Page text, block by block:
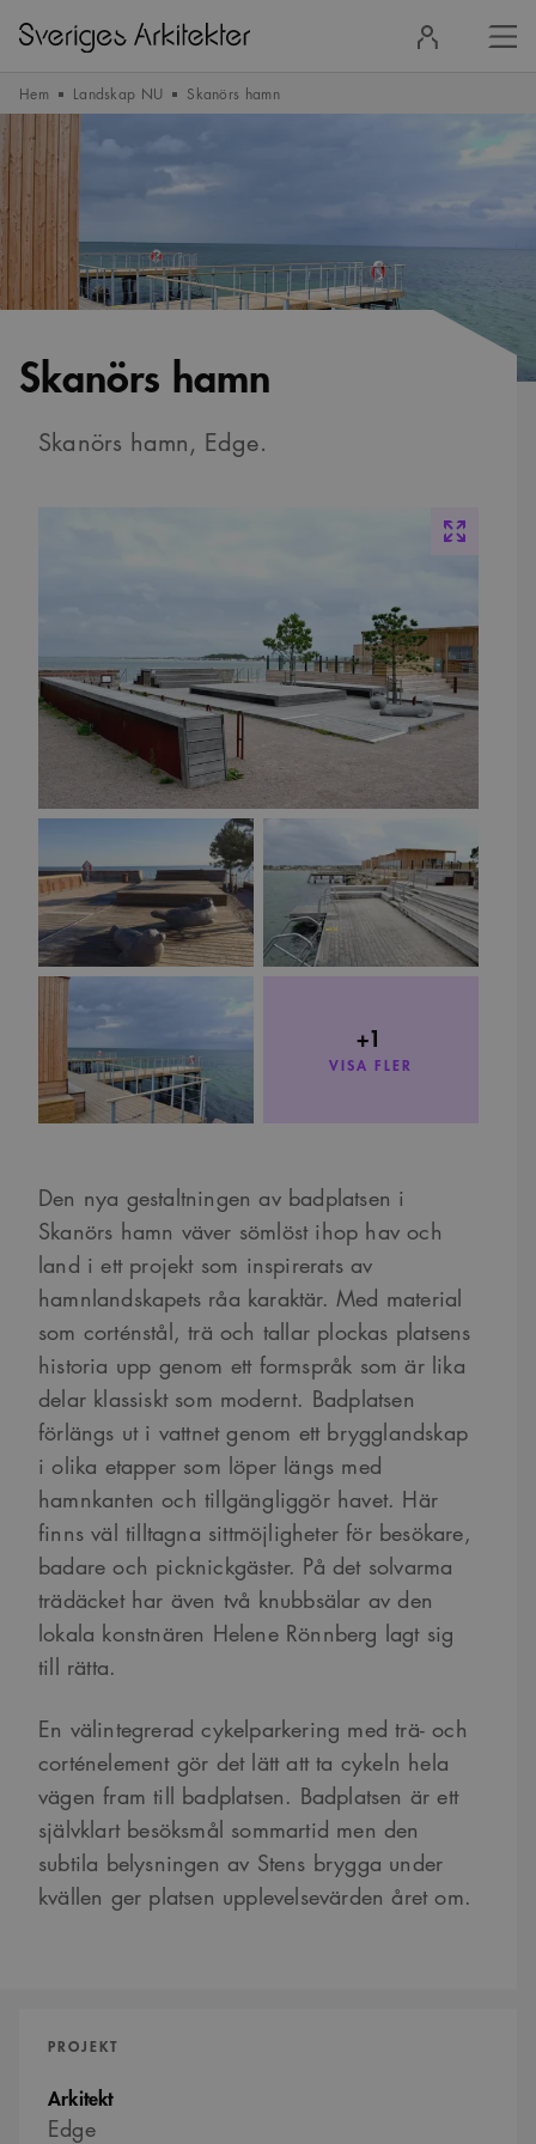
in
Hem Landskap NU Skanörs hamn
Skanörs hamn
Skanörs hamn, Edge.
+1
VISA FLER
Den nya gestaltningen av badplatsen i
Skanörs hamn väver sömlöst ihop hav och
land i ett projekt som inspirerats av
hamnlandskapets råa karaktär. Med material
som corténstål, trä och tallar plockas platsens
historia upp genom ett formspråk som är lika
delar klassiskt som modernt. Badplatsen
förlängs ut i vattnet genom ett brygglandskap
i olika etapper som löper längs med
hamnkanten och tillgängliggör havet. Här
finns väl tilltagna sittmöjligheter för besökare,
badare och picknickgäster. På det solvarma
trädäcket har även två knubbsälar av den
lokala konstnären Helene Rönnberg lagt sig
till rätta.
En välintegrerad cykelparkering med trä- och
corténelement gör det lätt att ta cykeln hela
vägen fram till badplatsen. Badplatsen är ett
självklart besöksmål sommartid men den
subtila belysningen av Stens brygga under
kvällen ger platsen upplevelsevärden året om.
PROJEKT
Arkitekt
Edge